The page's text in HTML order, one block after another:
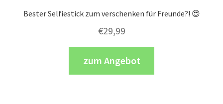
Bester Selfiestick zum verschenken für Freunde?! 😍
€29,99
zum Angebot